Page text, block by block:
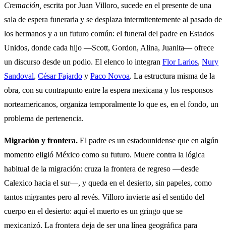
Cremación, escrita por Juan Villoro, sucede en el presente de una
sala de espera funeraria y se desplaza intermitentemente al pasado de
los hermanos y a un futuro común: el funeral del padre en Estados
Unidos, donde cada hijo —Scott, Gordon, Alina, Juanita— ofrece
un discurso desde un podio. El elenco lo integran Flor Larios, Nury
Sandoval, César Fajardo y Paco Novoa. La estructura misma de la
obra, con su contrapunto entre la espera mexicana y los responsos
norteamericanos, organiza temporalmente lo que es, en el fondo, un
problema de pertenencia.
Migración y frontera. El padre es un estadounidense que en algún
momento eligió México como su futuro. Muere contra la lógica
habitual de la migración: cruza la frontera de regreso —desde
Calexico hacia el sur—, y queda en el desierto, sin papeles, como
tantos migrantes pero al revés. Villoro invierte así el sentido del
cuerpo en el desierto: aquí el muerto es un gringo que se
mexicanizó. La frontera deja de ser una línea geográfica para